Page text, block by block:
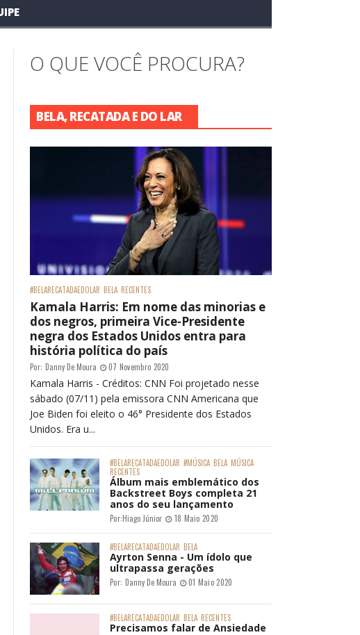
O QUE VOCÊ PROCURA?
BELA, RECATADA E DO LAR
#BELARECATADAEDOLAR BELA RECENTES
Kamala Harris: Em nome das minorias e
dos negros, primeira Vice-Presidente
negra dos Estados Unidos entra para
história política do país
Por: Danny De Moura 07 Novembro 2020
Kamala Harris - Créditos: CNN Foi projetado nesse
sábado (07/11) pela emissora CNN Americana que
Joe Biden foi eleito o 46° Presidente dos Estados
Unidos. Era u...
#BELARECATADAEDOLAR #MÚSICA BELA MÚSICA
RECENTES
Álbum mais emblemático dos
Backstreet Boys completa 21
anos do seu lançamento
Por:Hiago Júnior 18 Maio 2020
#BELARECATADAEDOLAR BELA
Ayrton Senna - Um ídolo que
ultrapassa gerações
Por: Danny De Moura 01 Maio 2020
#BELARECATADAEDOLAR BELA RECENTES
Precisamos falar de Ansiedade